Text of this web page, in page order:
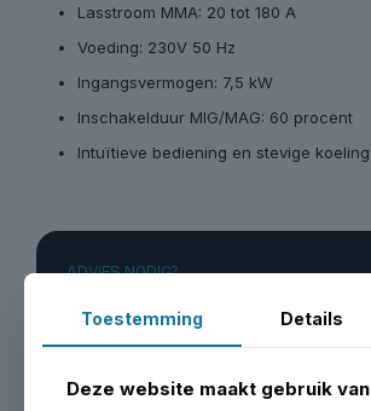
Lasstroom MMA: 20 tot 180 A
Voeding: 230V 50 Hz
Ingangsvermogen: 7,5 kW
Inschakelduur MIG/MAG: 60 procent
Intuïtieve bediening en stevige koeling
ADVIES NODIG?
Bel, mail of stuur een WhatsApp. We
Toestemming Details
Deze website maakt gebruik